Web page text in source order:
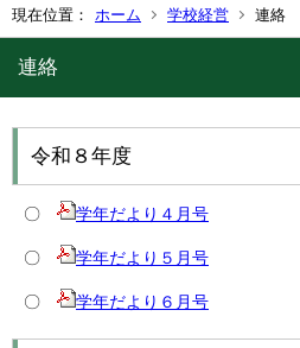
現在位置： ホーム 学校経営 連絡
連絡
令和８年度
〇 学年だより４月号
〇 学年だより５月号
〇 学年だより６月号